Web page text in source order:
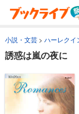
小説・文芸 ハーレクイ
誘惑は嵐の夜に